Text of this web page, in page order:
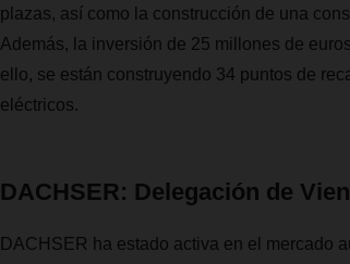
plazas, así como la construcción de una
Además, la inversión de 25 millones de
ello, se están construyendo 34 puntos de
eléctricos.
DACHSER: Delegación de
DACHSER ha estado activa en el mercado